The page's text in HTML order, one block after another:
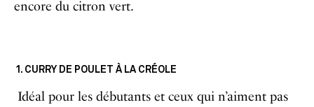
encore du citron vert.
1. CURRY DE POULET À LA CRÉOLE
Idéal pour les débutants et ceux qui n’aiment pas